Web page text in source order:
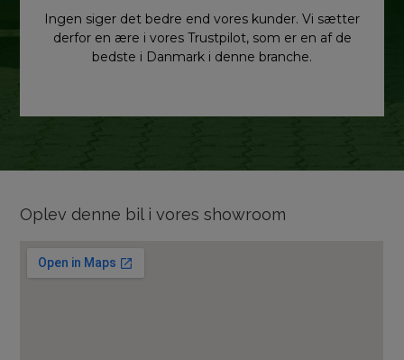
Ingen siger det bedre end vores kunder. Vi sætter
derfor en ære i vores Trustpilot, som er en af de
bedste i Danmark i denne branche.
Oplev denne bil i vores showroom